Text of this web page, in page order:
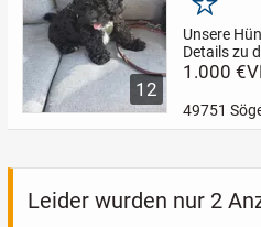
12
Merken
Unsere
Details zu
1.000 €
49751
Leider wurden nur 2